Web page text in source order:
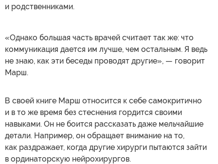
и родственниками.
«Однако большая часть врачей считает так же: что
коммуникация дается им лучше, чем остальным. Я ведь
не знаю, как эти беседы проводят другие», — говорит
Марш.
В своей книге Марш относится к себе самокритично
и в то же время без стеснения гордится своими
навыками. Он не боится рассказать даже мельчайшие
детали. Например, он обращает внимание на то,
как раздражает, когда другие хирурги пытаются зайти
в ординаторскую нейрохирургов.